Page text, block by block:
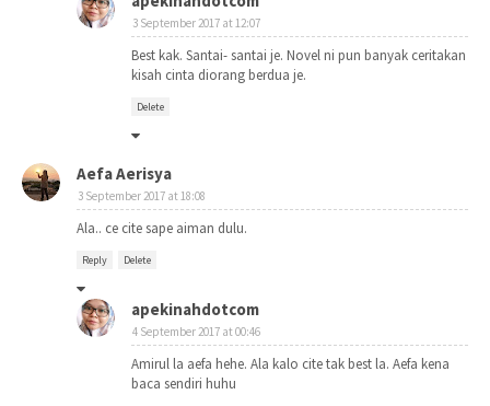
3 September 2017 at 12:07
Best kak. Santai- santai je. Novel ni pun banyak ceritakan
kisah cinta diorang berdua je.
Delete
Aefa Aerisya
3 September 2017 at 18:08
Ala.. ce cite sape aiman dulu.
Reply Delete
apekinahdotcom
4 September 2017 at 00:46
Amirul la aefa hehe. Ala kalo cite tak best la. Aefa kena
baca sendiri huhu